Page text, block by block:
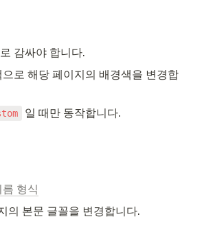
감싸야 합니다.
로 해당 페이지의 배경색을 변경합
일 때만 동작합니다.
형식
의 본문 글꼴을 변경합니다.